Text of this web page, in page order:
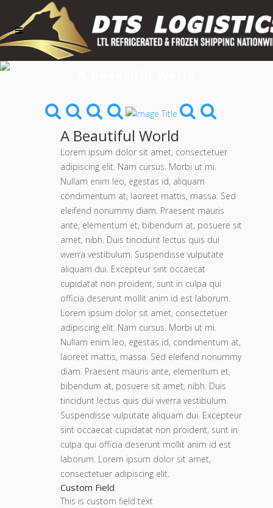
A Beautiful World
Lorem ipsum dolor sit amet, consectetuer
adipiscing elit. Nam cursus. Morbi ut mi.
Nullam enim leo, egestas id, aliquam
condimentum at, laoreet mattis, massa. Sed
eleifend nonummy diam. Praesent mauris
ante, elementum et, bibendum at, posuere sit
amet, nibh. Duis tincidunt lectus quis dui
viverra vestibulum. Suspendisse vulputate
aliquam dui. Excepteur sint occaecat
cupidatat non proident, sunt in culpa qui
officia deserunt mollit anim id est laborum.
Lorem ipsum dolor sit amet, consectetuer
adipiscing elit. Nam cursus. Morbi ut mi.
Nullam enim leo, egestas id, condimentum at,
laoreet mattis, massa. Sed eleifend nonummy
diam. Praesent mauris ante, elementum et,
bibendum at, posuere sit amet, nibh. Duis
tincidunt lectus quis dui viverra vestibulum.
Suspendisse vulputate aliquam dui. Excepteur
sint occaecat cupidatat non proident, sunt in
culpa qui officia deserunt mollit anim id est
laborum. Lorem ipsum dolor sit amet,
consectetuer adipiscing elit.
Custom Field
This is custom field text